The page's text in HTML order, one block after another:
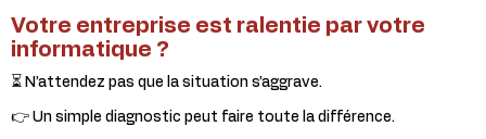
Votre entreprise est ralentie par votre
informatique ?
⏳ N’attendez pas que la situation s’aggrave.
👉 Un simple diagnostic peut faire toute la différence.